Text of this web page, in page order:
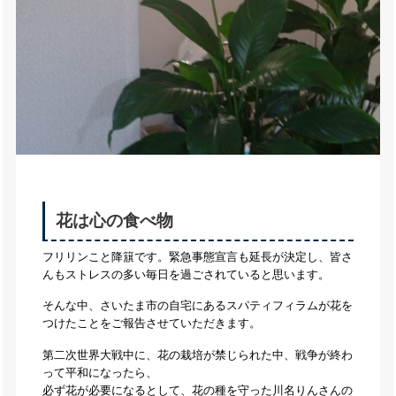
花は心の食べ物
フリリンこと降簱です。緊急事態宣言も延長が決定し、皆さ
んもストレスの多い毎日を過ごされていると思います。
そんな中、さいたま市の自宅にあるスパティフィラムが花を
つけたことをご報告させていただきます。
第二次世界大戦中に、花の栽培が禁じられた中、戦争が終わ
って平和になったら、
必ず花が必要になるとして、花の種を守った川名りんさんの